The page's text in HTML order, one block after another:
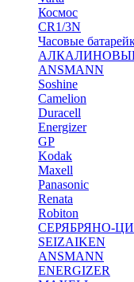
Космос
CR1/3N
Часовые
ANSMANN
Soshine
Camelion
Duracell
Energizer
GP
Kodak
Maxell
Panasonic
Renata
Robiton
СЕРЯБРЯНО-
SEIZAIKEN
ANSMANN
ENERGIZER